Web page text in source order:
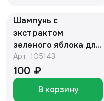
Шампунь с
экстрактом
зеленого яблока для
нормальных волос
250мл "ФИТОСИЛА"
®
Арт. 105143
100 ₽
В корзину